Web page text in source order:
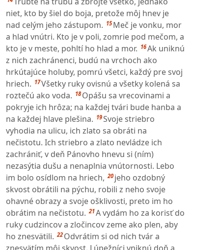
niet, kto by šiel do boja, pretože môj hnev je
nad celým jeho zástupom. 15 Meč je vonku, mor
a hlad vnútri. Kto je v poli, zomrie pod mečom, a
kto je v meste, pohltí ho hlad a mor. 16Ak uniknú
z nich zachránenci, budú na vrchoch ako
hrkútajúce holuby, pomrú všetci, každý pre svoj
hriech. 17Všetky ruky ovisnú a všetky kolená sa
roztečú ako voda. 18 Opášu sa vrecovinami a
pokryje ich hrôza; na každej tvári bude hanba a
na každej hlave plešina. 19Svoje striebro
vyhodia na ulicu, ich zlato sa obráti na
nečistotu. Ich striebro a zlato nevládze ich
zachrániť, v deň Pánovho hnevu si (ním)
nezasýtia dušu a nenaplnia vnútornosti. Lebo
im bolo osídlom na hriech, 20 jeho ozdobný
skvost obrátili na pýchu, robili z neho svoje
ohavné obrazy a svoje ošklivosti, preto im ho
obrátim na nečistotu. 21A vydám ho za korisť do
ruky cudzincov a zločincov zeme ako plen, aby
ho znesvätili. 22 Odvrátim si od nich tvár a